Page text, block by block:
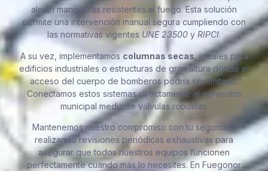
alojan mangueras resistentes al fuego. Esta solución
permite una intervención manual segura cumpliendo con
las normativas vigentes UNE 23500 y RIPCI.
A su vez, implementamos columnas secas, ideales para
edificios industriales o estructuras de gran altura donde el
acceso del cuerpo de bomberos podría ser limitado.
Conectamos estos sistemas directamente al suministro
municipal mediante válvulas robustas.
Mantenemos nuestro compromiso con tu seguridad
realizando revisiones periódicas exhaustivas para
asegurar que todos nuestros equipos funcionen
perfectamente cuando más lo necesites. En Fuegonor